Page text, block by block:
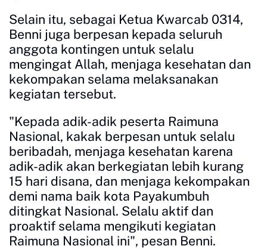
Selain itu, sebagai Ketua Kwarcab 0314,
Benni juga berpesan kepada seluruh
anggota kontingen untuk selalu
mengingat Allah, menjaga kesehatan dan
kekompakan selama melaksanakan
kegiatan tersebut.
"Kepada adik-adik peserta Raimuna
Nasional, kakak berpesan untuk selalu
beribadah, menjaga kesehatan karena
adik-adik akan berkegiatan lebih kurang
15 hari disana, dan menjaga kekompakan
demi nama baik kota Payakumbuh
ditingkat Nasional. Selalu aktif dan
proaktif selama mengikuti kegiatan
Raimuna Nasional ini", pesan Benni.